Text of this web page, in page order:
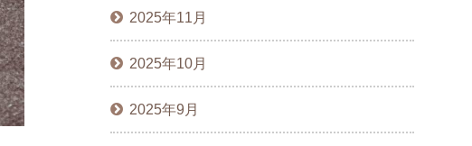
2025年11月
2025年10月
2025年9月